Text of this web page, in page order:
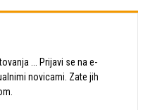
... Prijavi se na e-
novicami. Zate jih